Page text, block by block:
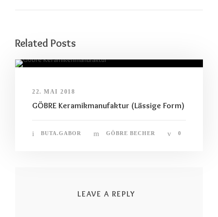
Related Posts
22. MAI 2018
GÖBRE Keramikmanufaktur (Lässige Form)
BUTA.GABOR GÖBRE BECHER 0
LEAVE A REPLY